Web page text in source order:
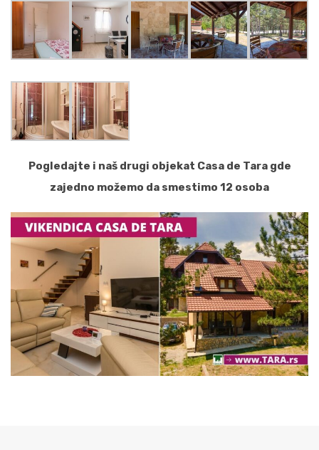
Pogledajte i naš drugi objekat Casa de Tara gde
zajedno možemo da smestimo 12 osoba